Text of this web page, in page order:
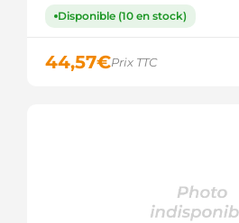
Disponible (10 en stock)
44,57€Prix TTC